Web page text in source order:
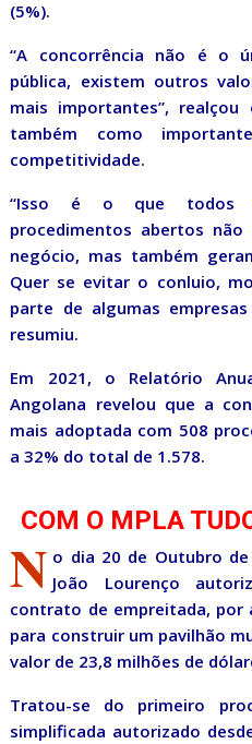
(5%).
“A concorrência não é o
pública, existem outros
mais importantes”, realçou
também como
competitividade.
“Isso é o que todos
procedimentos abertos
negócio, mas também
Quer se evitar o conluio,
parte de algumas
resumiu.
Em 2021, o Relatório
Angolana revelou que a
mais adoptada com 508
a 32% do total de 1.578.
COM O MPLA
N o dia 20 de Outubro
João Lourenço
contrato de empreitada, por
para construir um pavilhão
valor de 23,8 milhões de
Tratou-se do primeiro
simplificada autorizado